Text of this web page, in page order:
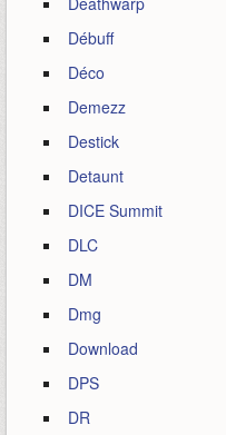
Débuff
Déco
Demezz
Destick
Detaunt
DICE Summit
DLC
DM
Dmg
Download
DPS
DR